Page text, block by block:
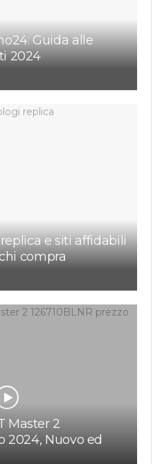
Guida alle
2024
e siti affidabili
compra
Master 2
2024, Nuovo ed